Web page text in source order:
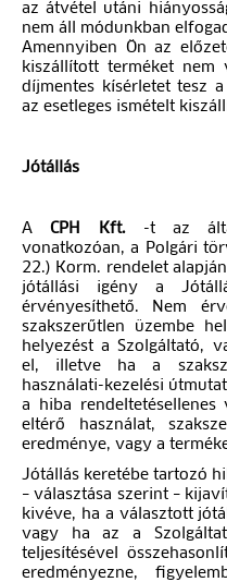
az átvétel utáni
nem áll módunkban
Amennyiben Ön az
kiszállított terméket nem
díjmentes kísérletet tesz
az esetleges ismételt
Jótállás
ACPH Kft.-t az
vonatkozóan, a Polgári
22.) Korm. rendelet
jótállási igény a
érvényesíthető. Nem
szakszerűtlen üzembe
helyezést a Szolgáltató,
el, illetve ha a
használati-kezelési
a hiba rendeltetésellenes
eltérő használat,
eredménye, vagy a
Jótállás keretébe tartozó
– választása szerint –
kivéve, ha a választott
vagy ha az a
teljesítésével
eredményezne,